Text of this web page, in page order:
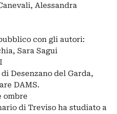
Alessandra
con gli autori:
Sara Sagui
Desenzano del Garda,
DAMS.
ombre
di Treviso ha studiato a